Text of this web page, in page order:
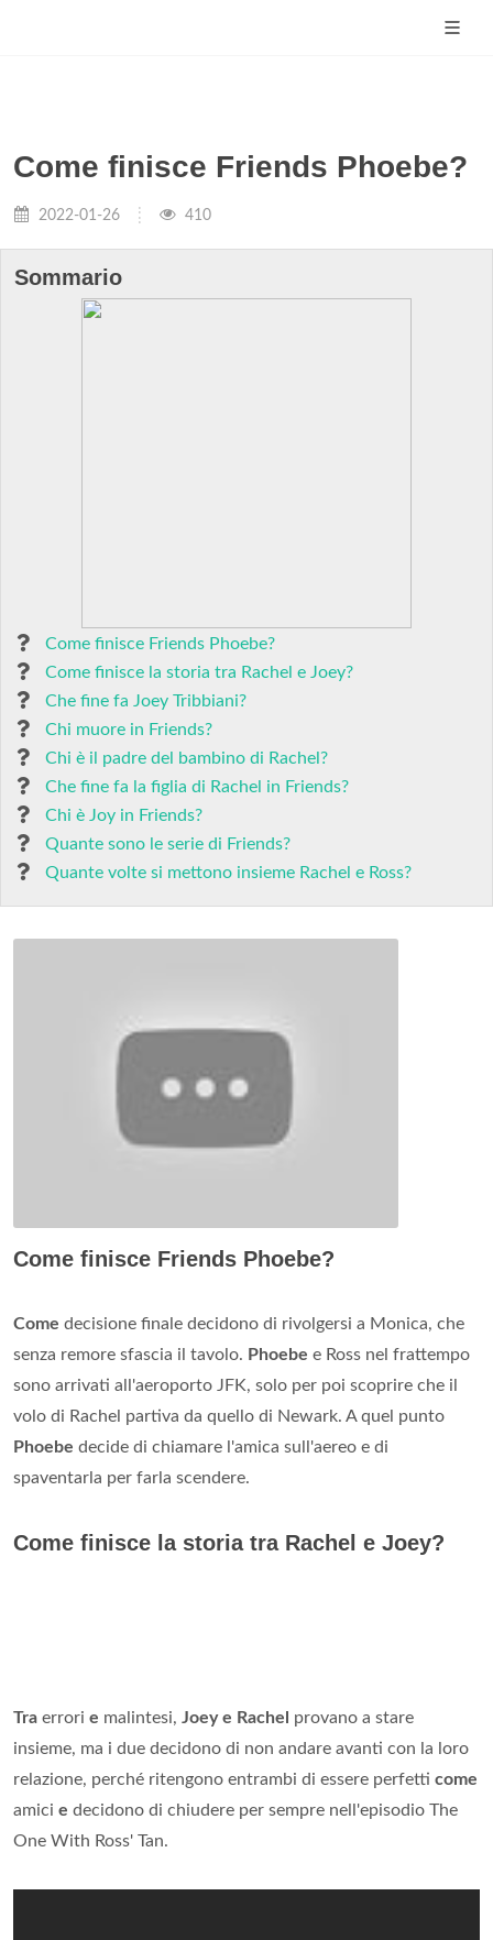
Come finisce Friends Phoebe?
2022-01-26 410
Sommario
Come finisce Friends Phoebe?
Come finisce la storia tra Rachel e Joey?
Che fine fa Joey Tribbiani?
Chi muore in Friends?
Chi è il padre del bambino di Rachel?
Che fine fa la figlia di Rachel in Friends?
Chi è Joy in Friends?
Quante sono le serie di Friends?
Quante volte si mettono insieme Rachel e Ross?
Come finisce Friends Phoebe?
Come decisione finale decidono di rivolgersi a Monica, che
senza remore sfascia il tavolo. Phoebe e Ross nel frattempo
sono arrivati all'aeroporto JFK, solo per poi scoprire che il
volo di Rachel partiva da quello di Newark. A quel punto
Phoebe decide di chiamare l'amica sull'aereo e di
spaventarla per farla scendere.
Come finisce la storia tra Rachel e Joey?
Tra errori e malintesi, Joey e Rachel provano a stare
insieme, ma i due decidono di non andare avanti con la loro
relazione, perché ritengono entrambi di essere perfetti come
amici e decidono di chiudere per sempre nell'episodio The
One With Ross' Tan.